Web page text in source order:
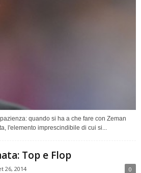
quando si ha a che fare con Zeman
l'elemento imprescindibile di cui si...
Top e Flop
26, 2014 0